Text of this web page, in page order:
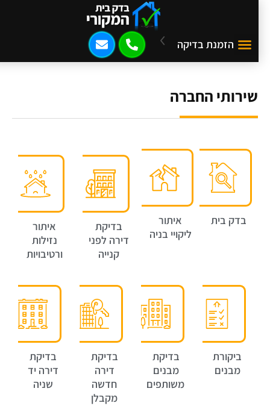
הזמנת בדיקה
שירותי החברה
בדק בית
איתור
ליקויי בניה
בדיקת
דירה לפני
קנייה
איתור
נזילות
ורטיבויות
ביקורת
מבנים
בדיקת
מבנים
משותפים
בדיקת
דירה
חדשה
מקבלן
בדיקת
דירה יד
שניה